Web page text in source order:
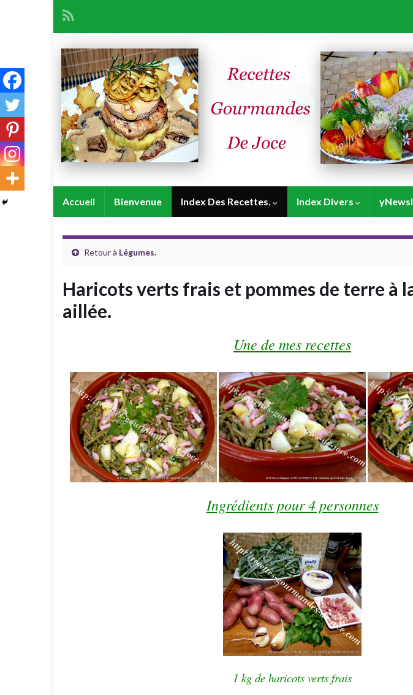
Accueil Bienvenue Index Des Recettes. Index Divers
Retour à Légumes.
Haricots verts frais et pommes de terre à
aillée.
Une de mes recettes
Ingrédients pour 4 personnes
1 kg de haricots verts frais